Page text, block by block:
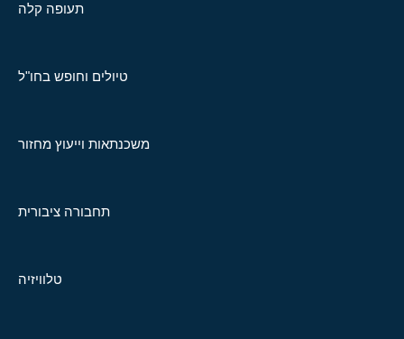
תעופה קלה
טיולים וחופש בחו"ל
משכנתאות וייעוץ מחזור
תחבורה ציבורית
טלוויזיה